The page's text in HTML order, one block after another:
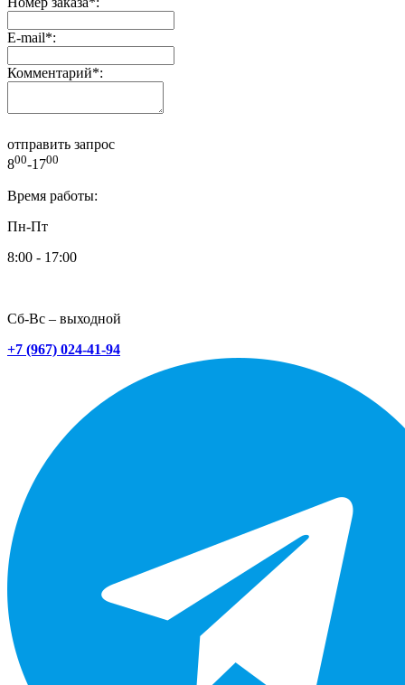
E-mail*:
Комментарий*:
отправить запрос
800-1700
Время работы:
Пн-Пт
8:00 - 17:00
Сб-Вс – выходной
+7 (967) 024-41-94